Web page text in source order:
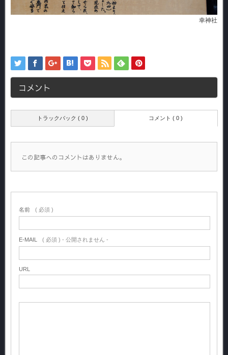
幸神社
コメント
トラックバック ( 0 ) コメント ( 0 )
この記事へのコメントはありません。
名前 ( 必須 )
E-MAIL ( 必須 ) - 公開されません -
URL